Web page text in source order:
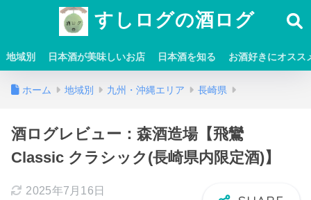
すしログの酒ログ
地域別 日本酒が美味しいお店 日本酒を知る お酒好きにオスス
ホーム 地域別 九州・沖縄エリア 長崎県
酒ログレビュー：森酒造場【飛鸞
Classic クラシック(長崎県内限定酒)】
2025年7月16日